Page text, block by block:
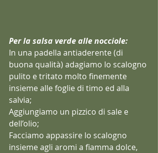
Per la salsa verde alle nocciole:
In una padella antiaderente (di
buona qualità) adagiamo lo scalogno
pulito e tritato molto finemente
insieme alle foglie di timo ed alla
salvia;
Aggiungiamo un pizzico di sale e
dell’olio;
Facciamo appassire lo scalogno
insieme agli aromi a fiamma dolce,